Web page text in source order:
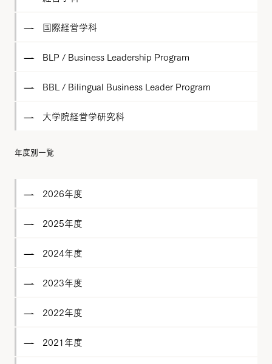
国際経営学科
BLP / Business Leadership Program
BBL / Bilingual Business Leader Program
大学院経営学研究科
年度別一覧
2026年度
2025年度
2024年度
2023年度
2022年度
2021年度